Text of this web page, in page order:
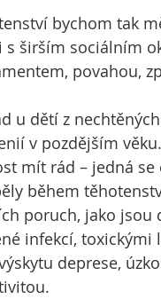
bychom tak
s širším sociálním
povahou,
u dětí z
v pozdějším
mít rád – jedná
během
poruch, jako jsou
infekcí, toxickými
deprese,